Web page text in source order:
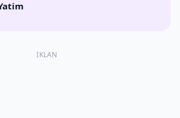
IKLAN